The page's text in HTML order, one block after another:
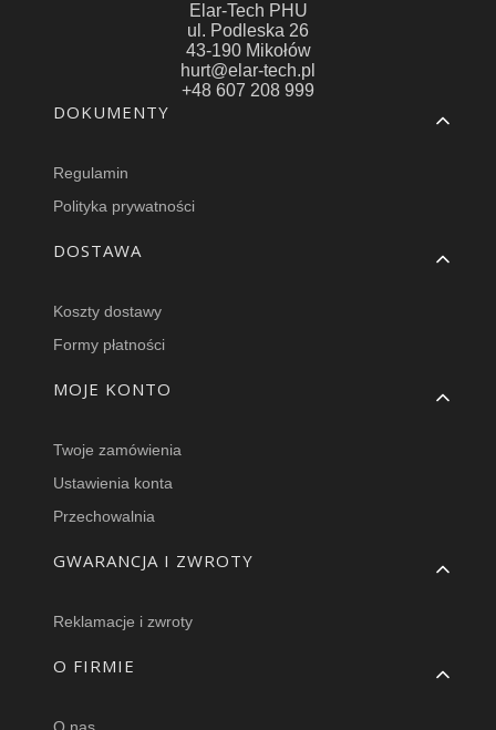
Elar-Tech PHU
ul. Podleska 26
43-190 Mikołów
hurt@elar-tech.pl
+48 607 208 999
Linki w stopce
DOKUMENTY
Regulamin
Polityka prywatności
DOSTAWA
Koszty dostawy
Formy płatności
MOJE KONTO
Twoje zamówienia
Ustawienia konta
Przechowalnia
GWARANCJA I ZWROTY
Reklamacje i zwroty
O FIRMIE